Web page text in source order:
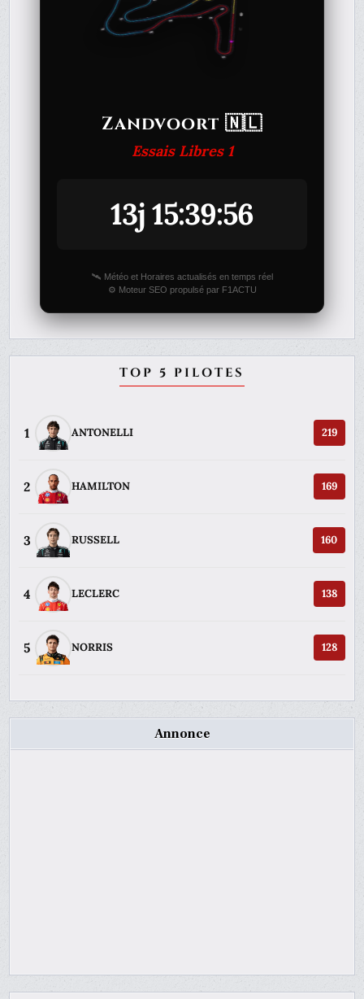
Zandvoort 🇳🇱
Essais Libres 1
13j 15:39:56
🛰️ Météo et Horaires actualisés en temps réel
⚙️ Moteur SEO propulsé par F1ACTU
TOP 5 PILOTES
1 ANTONELLI 219
2 HAMILTON 169
3 RUSSELL 160
4 LECLERC 138
5 NORRIS 128
Annonce